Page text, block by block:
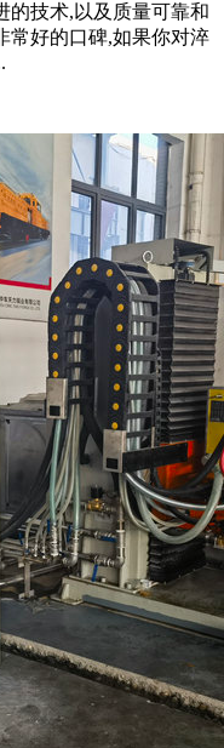
的技术,以及质量可靠和
常好的口碑,如果你对淬